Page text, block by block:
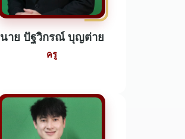
นาย ปัฐวิกรณ์ บุญต่าย
ครู